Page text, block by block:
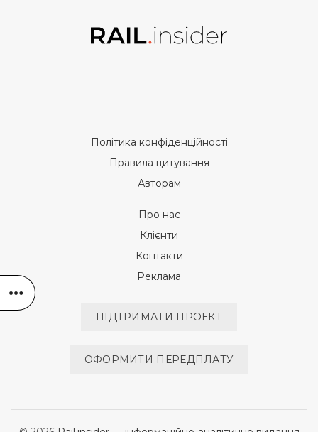
Політика конфіденційності
Правила цитування
Авторам
Про нас
Клієнти
Контакти
Реклама
ПІДТРИМАТИ ПРОЕКТ
ОФОРМИТИ ПЕРЕДПЛАТУ